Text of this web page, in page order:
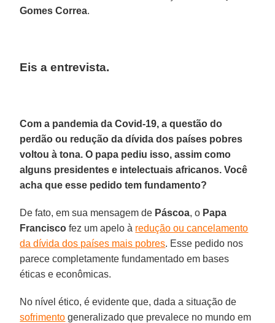
Gomes Correa.
Eis a entrevista.
Com a pandemia da Covid-19, a questão do
perdão ou redução da dívida dos países pobres
voltou à tona. O papa pediu isso, assim como
alguns presidentes e intelectuais africanos. Você
acha que esse pedido tem fundamento?
De fato, em sua mensagem de Páscoa, o Papa
Francisco fez um apelo à redução ou cancelamento
da dívida dos países mais pobres. Esse pedido nos
parece completamente fundamentado em bases
éticas e econômicas.
No nível ético, é evidente que, dada a situação de
sofrimento generalizado que prevalece no mundo em